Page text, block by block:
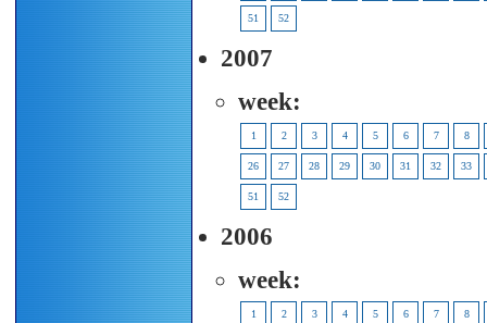
51 52
2007
week:
1 2 3 4 5 6 7 8
26 27 28 29 30 31 32 33
51 52
2006
week:
1 2 3 4 5 6 7 8